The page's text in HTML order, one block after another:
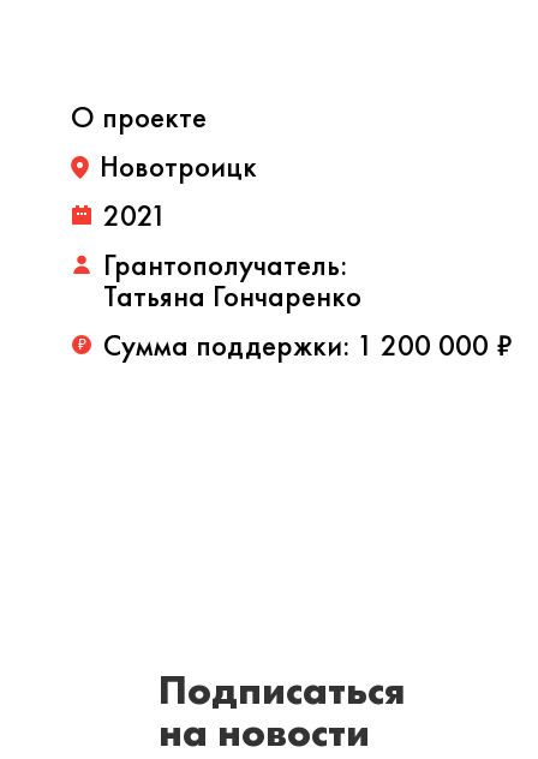
О проекте
Новотроицк
2021
Грантополучатель:
Татьяна Гончаренко
₽ Сумма поддержки: 1 200 000 ₽
Подписаться
на новости